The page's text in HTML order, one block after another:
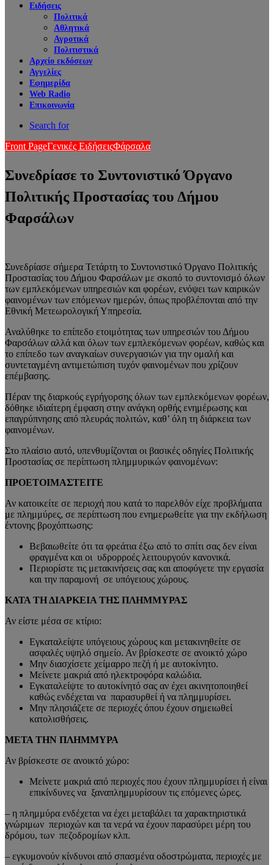
Ειδήσεις
Πολιτικά
Αθλητικά
Αγροτικά
Πολιτιστικά
Αρχείο εκδόσεων
Αγγελίες
Εφημερίδα
Web Radio
Επικοινωνία
Search for
Front PageΓενικές ΕιδήσειςΦάρσαλα
Συνεδρίασε το Συντονιστικό Όργανο
Πολιτικής Προστασίας του Δήμου
Φαρσάλων
Συνεδρίασε σήμερα Τετάρτη το Συντονιστικό Όργανο Πολιτικής
Προστασίας του Δήμου Φαρσάλων με σκοπό το συντονισμό όλων
των εμπλεκόμενων υπηρεσιών και φορέων, ενόψει των καιρικών
φαινομένων των επόμενων ημερών, όπως προβλέπονται από την
Εθνική Μετεωρολογική Υπηρεσία.
Αναλύθηκε το επίπεδο ετοιμότητας των υπηρεσιών του Δήμου
Φαρσάλων αλλά και όλων των εμπλεκόμενων φορέων, καθώς και
το επίπεδο των αναγκαίων συνεργασιών για την ομαλή και
συντεταγμένη αντιμετώπιση τυχόν φαινομένων που χρίζουν
επέμβασης.
Πέραν της διαρκούς εγρήγορσης όλων των εμπλεκόμενων φορέων,
δόθηκε ιδιαίτερη έμφαση στην ανάγκη ορθής ενημέρωσης και
επαγρύπνησης από πλευράς πολιτών, καθ’ όλη τη διάρκεια των
φαινομένων.
Στο πλαίσιο αυτό, υπενθυμίζονται οι βασικές οδηγίες Πολιτικής
Προστασίας σε περίπτωση πλημμυρικών φαινομένων:
ΠΡΟΕΤΟΙΜΑΣΤΕΙΤΕ
Αν κατοικείτε σε περιοχή που κατά το παρελθόν είχε προβλήματα
με πλημμύρες, σε περίπτωση που ενημερωθείτε για την εκδήλωση
έντονης βροχόπτωσης:
Βεβαιωθείτε ότι τα φρεάτια έξω από το σπίτι σας δεν είναι
φραγμένα και οι υδρορροές λειτουργούν κανονικά.
Περιορίστε τις μετακινήσεις σας και αποφύγετε την εργασία
και την παραμονή σε υπόγειους χώρους.
ΚΑΤΑ ΤΗ ΔΙΑΡΚΕΙΑ ΤΗΣ ΠΛΗΜΜΥΡΑΣ
Αν είστε μέσα σε κτίριο:
Εγκαταλείψτε υπόγειους χώρους και μετακινηθείτε σε
ασφαλές υψηλό σημείο. Αν βρίσκεστε σε ανοικτό χώρο
Μην διασχίσετε χείμαρρο πεζή ή με αυτοκίνητο.
Μείνετε μακριά από ηλεκτροφόρα καλώδια.
Εγκαταλείψτε το αυτοκίνητό σας αν έχει ακινητοποιηθεί
καθώς ενδέχεται να παρασυρθεί ή να πλημμυρίσει.
Μην πλησιάζετε σε περιοχές όπου έχουν σημειωθεί
κατολισθήσεις.
ΜΕΤΑ ΤΗΝ ΠΛΗΜΜΥΡΑ
Αν βρίσκεστε σε ανοικτό χώρο:
Μείνετε μακριά από περιοχές που έχουν πλημμυρίσει ή είναι
επικίνδυνες να ξαναπλημμυρίσουν τις επόμενες ώρες.
– η πλημμύρα ενδέχεται να έχει μεταβάλει τα χαρακτηριστικά
γνώριμων περιοχών και τα νερά να έχουν παρασύρει μέρη του
δρόμου, των πεζοδρομίων κλπ.
– εγκυμονούν κίνδυνοι από σπασμένα οδοστρώματα, περιοχές με